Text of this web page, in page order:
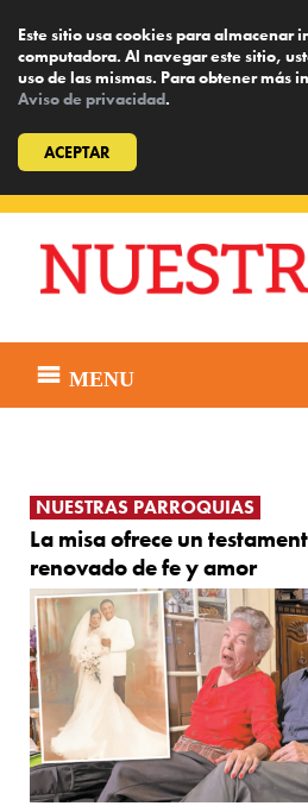
Este sitio usa cookies para almacenar
computadora. Al navegar este sitio,
uso de las mismas. Para obtener más
Aviso de privacidad.
ACEPTAR
content
MENU
NUESTRAS PARROQUIAS
La misa ofrece un
renovado de fe y amor